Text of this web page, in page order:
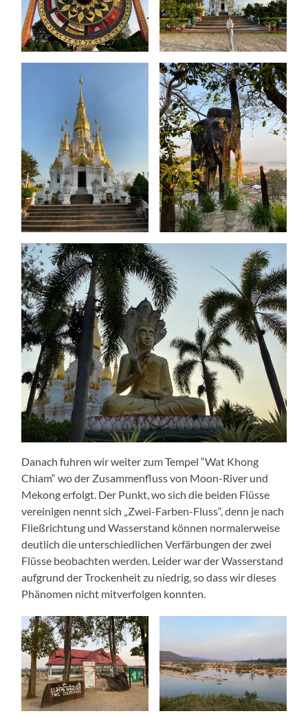
Danach fuhren wir weiter zum Tempel “Wat Khong
Chiam“ wo der Zusammenfluss von Moon-River und
Mekong erfolgt. Der Punkt, wo sich die beiden Flüsse
vereinigen nennt sich „Zwei-Farben-Fluss“, denn je nach
Fließrichtung und Wasserstand können normalerweise
deutlich die unterschiedlichen Verfärbungen der zwei
Flüsse beobachten werden. Leider war der Wasserstand
aufgrund der Trockenheit zu niedrig, so dass wir dieses
Phänomen nicht mitverfolgen konnten.